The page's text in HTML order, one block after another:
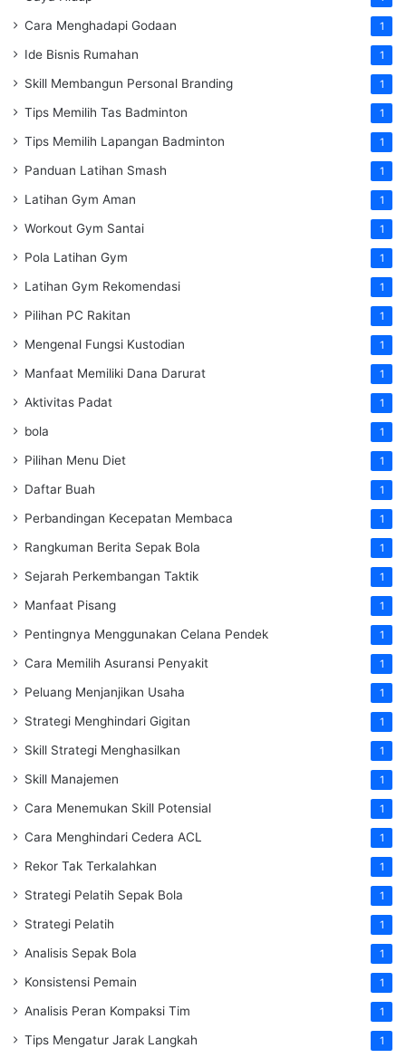
Cara Menghadapi Godaan 1
Ide Bisnis Rumahan 1
Skill Membangun Personal Branding 1
Tips Memilih Tas Badminton 1
Tips Memilih Lapangan Badminton 1
Panduan Latihan Smash 1
Latihan Gym Aman 1
Workout Gym Santai 1
Pola Latihan Gym 1
Latihan Gym Rekomendasi 1
Pilihan PC Rakitan 1
Mengenal Fungsi Kustodian 1
Manfaat Memiliki Dana Darurat 1
Aktivitas Padat 1
bola 1
Pilihan Menu Diet 1
Daftar Buah 1
Perbandingan Kecepatan Membaca 1
Rangkuman Berita Sepak Bola 1
Sejarah Perkembangan Taktik 1
Manfaat Pisang 1
Pentingnya Menggunakan Celana Pendek 1
Cara Memilih Asuransi Penyakit 1
Peluang Menjanjikan Usaha 1
Strategi Menghindari Gigitan 1
Skill Strategi Menghasilkan 1
Skill Manajemen 1
Cara Menemukan Skill Potensial 1
Cara Menghindari Cedera ACL 1
Rekor Tak Terkalahkan 1
Strategi Pelatih Sepak Bola 1
Strategi Pelatih 1
Analisis Sepak Bola 1
Konsistensi Pemain 1
Analisis Peran Kompaksi Tim 1
Tips Mengatur Jarak Langkah 1